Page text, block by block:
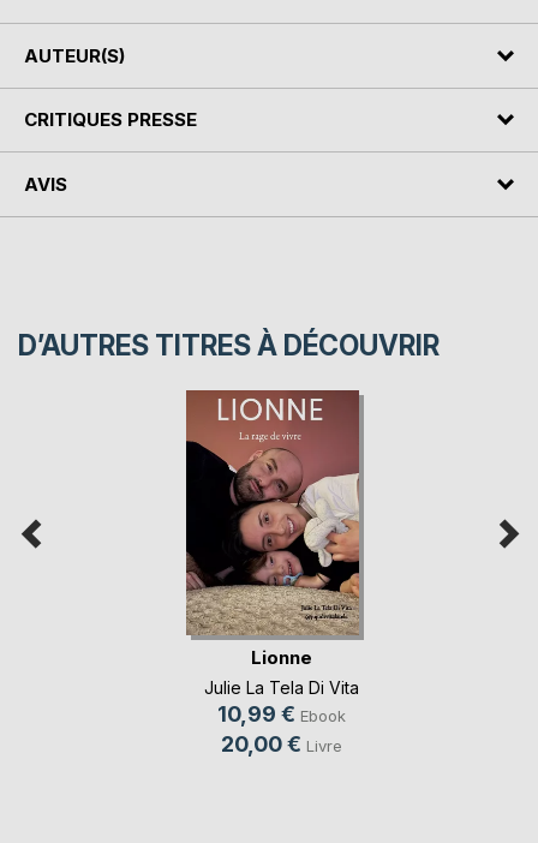
AUTEUR(S)
CRITIQUES PRESSE
AVIS
D’AUTRES TITRES À DÉCOUVRIR
Lionne
Julie La Tela Di Vita
10,99 € Ebook
20,00 € Livre